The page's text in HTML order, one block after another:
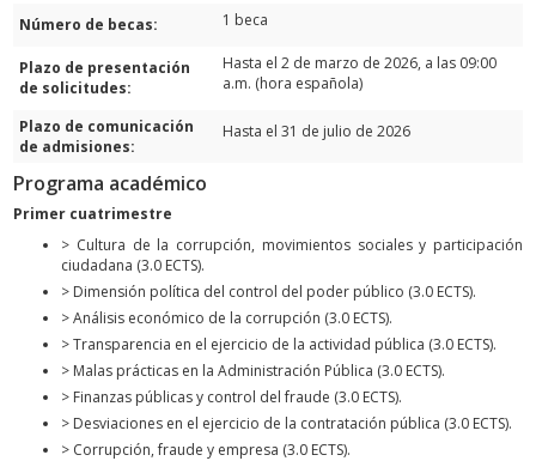
Número de becas:
1 beca
Plazo de presentación
de solicitudes:
Hasta el 2 de marzo de 2026, a las 09:00
a.m. (hora española)
Plazo de comunicación
de admisiones:
Hasta el 31 de julio de 2026
Programa académico
Primer cuatrimestre
> Cultura de la corrupción, movimientos sociales y participación
ciudadana (3.0 ECTS).
> Dimensión política del control del poder público (3.0 ECTS).
> Análisis económico de la corrupción (3.0 ECTS).
> Transparencia en el ejercicio de la actividad pública (3.0 ECTS).
> Malas prácticas en la Administración Pública (3.0 ECTS).
> Finanzas públicas y control del fraude (3.0 ECTS).
> Desviaciones en el ejercicio de la contratación pública (3.0 ECTS).
> Corrupción, fraude y empresa (3.0 ECTS).